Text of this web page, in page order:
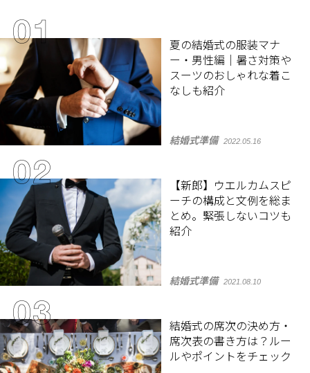
夏の結婚式の服装マナ
ー・男性編｜暑さ対策や
スーツのおしゃれな着こ
なしも紹介
結婚式準備 2022.05.16
【新郎】ウエルカムスピ
ーチの構成と文例を総ま
とめ。緊張しないコツも
紹介
結婚式準備 2021.08.10
結婚式の席次の決め方・
席次表の書き方は？ルー
ルやポイントをチェック